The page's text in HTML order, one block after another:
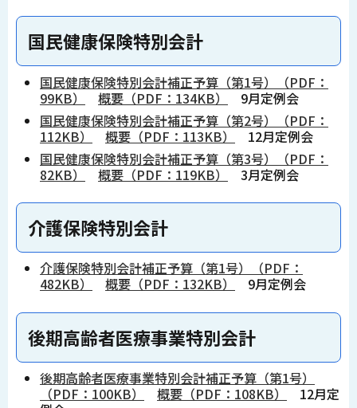
国民健康保険特別会計
国民健康保険特別会計補正予算（第1号）（PDF：
99KB）
概要（PDF：134KB）
9月定例会
国民健康保険特別会計補正予算（第2号）（PDF：
112KB）
概要（PDF：113KB）
12月定例会
国民健康保険特別会計補正予算（第3号）（PDF：
82KB）
概要（PDF：119KB） 3月定例会
介護保険特別会計
介護保険特別会計補正予算（第1号）（PDF：
482KB）
概要（PDF：132KB） 9月定例会
後期高齢者医療事業特別会計
後期高齢者医療事業特別会計補正予算（第1号）
（PDF：100KB）
概要（PDF：108KB）
12月定